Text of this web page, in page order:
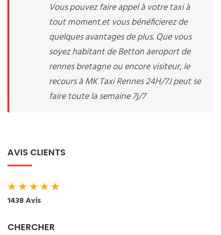
Vous pouvez faire appel à votre taxi à
tout moment.et vous bénéficierez de
quelques avantages de plus. Que vous
soyez habitant de Betton aeroport de
rennes bretagne ou encore visiteur, le
recours à MK Taxi Rennes 24H/7J peut se
faire toute la semaine 7j/7
AVIS CLIENTS
★★★★★
1438 Avis
CHERCHER